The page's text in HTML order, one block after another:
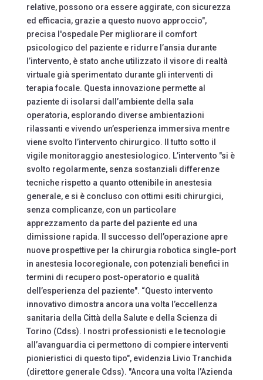
relative, possono ora essere aggirate, con sicurezza
ed efficacia, grazie a questo nuovo approccio",
precisa l'ospedale Per migliorare il comfort
psicologico del paziente e ridurre l’ansia durante
l’intervento, è stato anche utilizzato il visore di realtà
virtuale già sperimentato durante gli interventi di
terapia focale. Questa innovazione permette al
paziente di isolarsi dall’ambiente della sala
operatoria, esplorando diverse ambientazioni
rilassanti e vivendo un’esperienza immersiva mentre
viene svolto l’intervento chirurgico. Il tutto sotto il
vigile monitoraggio anestesiologico. L’intervento "si è
svolto regolarmente, senza sostanziali differenze
tecniche rispetto a quanto ottenibile in anestesia
generale, e si è concluso con ottimi esiti chirurgici,
senza complicanze, con un particolare
apprezzamento da parte del paziente ed una
dimissione rapida. Il successo dell’operazione apre
nuove prospettive per la chirurgia robotica single-port
in anestesia locoregionale, con potenziali benefici in
termini di recupero post-operatorio e qualità
dell’esperienza del paziente". “Questo intervento
innovativo dimostra ancora una volta l’eccellenza
sanitaria della Città della Salute e della Scienza di
Torino (Cdss). I nostri professionisti e le tecnologie
all’avanguardia ci permettono di compiere interventi
pionieristici di questo tipo", evidenzia Livio Tranchida
(direttore generale Cdss). "Ancora una volta l’Azienda